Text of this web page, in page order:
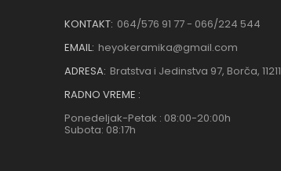
KONTAKT: 064/576 91 77 - 066/224 544
EMAIL: heyokeramika@gmail.com
ADRESA: Bratstva i Jedinstva 97, Borča, 11211
RADNO VREME :
Ponedeljak-Petak : 08:00-20:00h
Subota: 08:17h